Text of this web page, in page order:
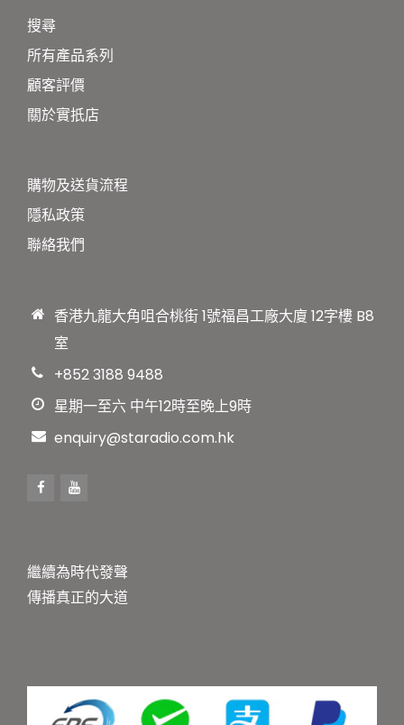
搜尋
所有產品系列
顧客評價
關於實扺店
購物及送貨流程
隱私政策
聯絡我們
香港九龍大角咀合桃街 1號福昌工廠大廈 12字樓 B8
室
+852 3188 9488
星期一至六 中午12時至晚上9時
enquiry@staradio.com.hk
繼續為時代發聲
傳播真正的大道